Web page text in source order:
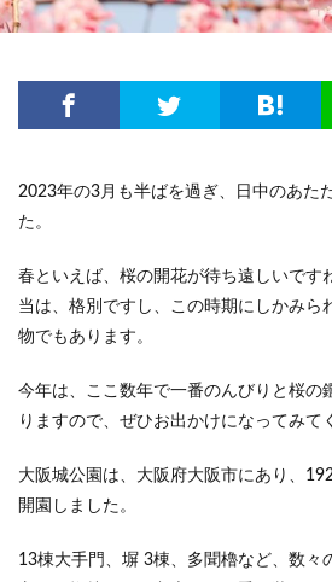
2023年の3月も半ばを過ぎ、日中のあた
た。
春といえば、桜の開花が待ち遠しいです
当は、格別ですし、この時期にしかみら
物でもあります。
今年は、ここ数年で一番のんびりと桜の
りますので、ぜひお出かけになってみて
大阪城公園は、大阪府大阪市にあり、
開園しました。
13棟大手門、塀 3棟、多聞櫓など、数々